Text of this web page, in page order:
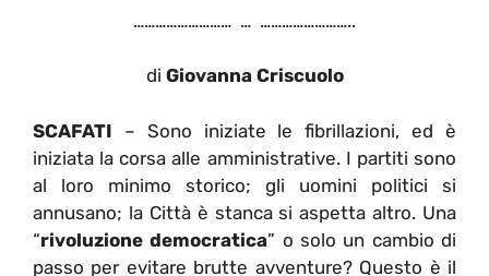
……………………… … ……………………..
di Giovanna Criscuolo
SCAFATI – Sono iniziate le fibrillazioni, ed è
iniziata la corsa alle amministrative. I partiti sono
al loro minimo storico; gli uomini politici si
annusano; la Città è stanca si aspetta altro. Una
“rivoluzione democratica” o solo un cambio di
passo per evitare brutte avventure? Questo è il